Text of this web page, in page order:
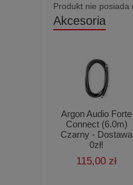
Produkt nie posiada
Akcesoria
Argon Audio Forte
Connect (6.0m)
Czarny - Dostawa
0zł!
115,00 zł